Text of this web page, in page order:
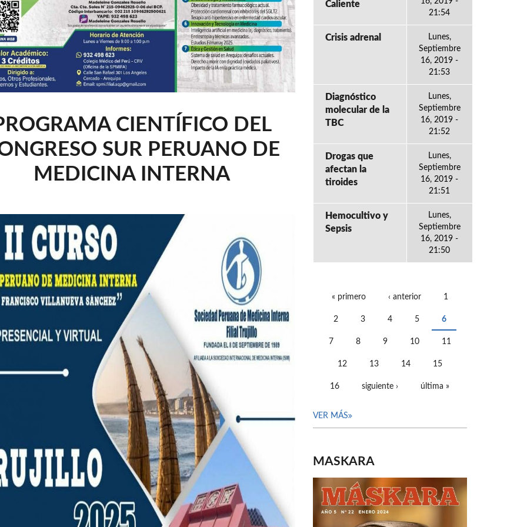
CIENTÍFICO DEL
SUR PERUANO DE
MEDICINA INTERNA
Caliente
21:54
Crisis adrenal
Lunes,
Septiembre
16, 2019 -
21:53
Diagnóstico
molecular de la
TBC
Lunes,
Septiembre
16, 2019 -
21:52
Drogas que
afectan la
tiroides
Lunes,
Septiembre
16, 2019 -
21:51
Hemocultivo y
Sepsis
Lunes,
Septiembre
16, 2019 -
21:50
« primero ‹ anterior 1
2 3 4 5 6
7 8 9 10 11
12 13 14 15
16 siguiente › última »
VER MÁS
MASKARA